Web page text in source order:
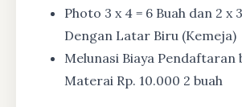
Photo 3 x 4 = 6 Buah dan 2 x
Dengan Latar Biru (Kemeja)
Melunasi Biaya Pendaftaran
Materai Rp. 10.000 2 buah